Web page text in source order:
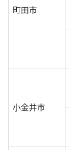
町田市
小金井市